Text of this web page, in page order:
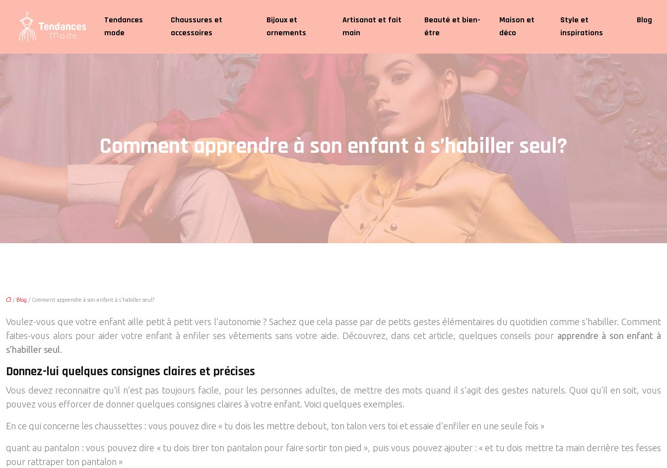
Tendances
mode
Chaussures et
accessoires
Bijoux et
ornements
Artisanat et fait
main
Beauté et bien-
être
Maison et
déco
Style et
inspirations
Blog
Comment apprendre à son enfant à s’habiller seul?
/ Blog / Comment apprendre à son enfant à s’habiller seul?
Voulez-vous que votre enfant aille petit à petit vers l’autonomie ? Sachez que cela passe par de petits gestes élémentaires du quotidien comme s’habiller. Comment
faites-vous alors pour aider votre enfant à enfiler ses vêtements sans votre aide. Découvrez, dans cet article, quelques conseils pour apprendre à son enfant à
s’habiller seul.
Donnez-lui quelques consignes claires et précises
Vous devez reconnaitre qu’il n’est pas toujours facile, pour les personnes adultes, de mettre des mots quand il s’agit des gestes naturels. Quoi qu’il en soit, vous
pouvez vous efforcer de donner quelques consignes claires à votre enfant. Voici quelques exemples.
En ce qui concerne les chaussettes : vous pouvez dire « tu dois les mettre debout, ton talon vers toi et essaie d’enfiler en une seule fois »
quant au pantalon : vous pouvez dire « tu dois tirer ton pantalon pour faire sortir ton pied », puis vous pouvez ajouter : « et tu dois mettre ta main derrière tes fesses
pour rattraper ton pantalon »